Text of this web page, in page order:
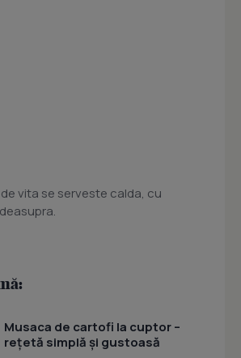
vita se serveste calda, cu
Musaca de cartofi la cuptor –
rețetă simplă și gustoasă